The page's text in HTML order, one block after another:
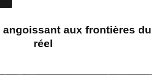
aux frontières du
réel